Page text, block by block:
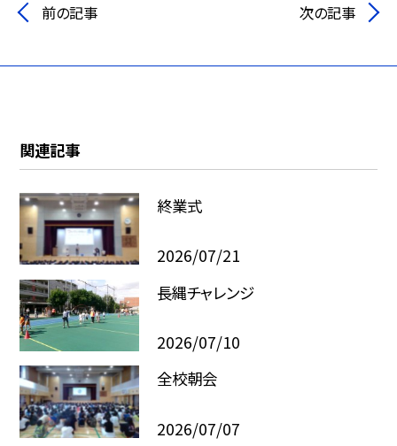
前の記事 次の記事
関連記事
終業式
2026/07/21
長縄チャレンジ
2026/07/10
全校朝会
2026/07/07